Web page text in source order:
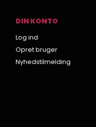
DIN KONTO
Log ind
Opret bruger
Nyhedstilmelding